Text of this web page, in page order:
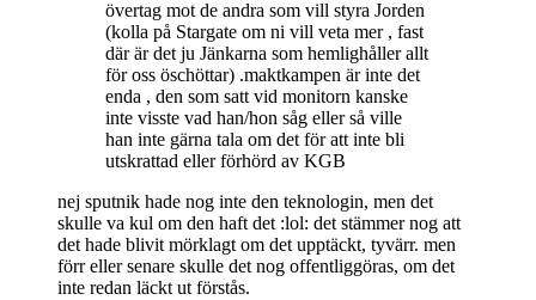
övertag mot de andra som vill styra Jorden
(kolla på Stargate om ni vill veta mer , fast
där är det ju Jänkarna som hemlighåller allt
för oss öschöttar) .maktkampen är inte det
enda , den som satt vid monitorn kanske
inte visste vad han/hon såg eller så ville
han inte gärna tala om det för att inte bli
utskrattad eller förhörd av KGB
nej sputnik hade nog inte den teknologin, men det
skulle va kul om den haft det :lol: det stämmer nog att
det hade blivit mörklagt om det upptäckt, tyvärr. men
förr eller senare skulle det nog offentliggöras, om det
inte redan läckt ut förstås.